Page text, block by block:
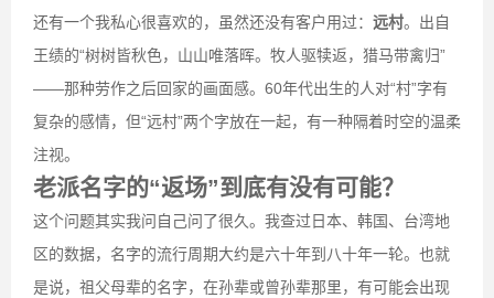
还有一个我私心很喜欢的，虽然还没有客户用过： 远村。出自
王绩的“树树皆秋色，山山唯落晖。牧人驱犊返，猎马带禽归”
——那种劳作之后回家的画面感。60年代出生的人对“村”字有
复杂的感情，但“远村”两个字放在一起，有一种隔着时空的温柔
注视。
老派名字的“返场”到底有没有可能？
这个问题其实我问自己问了很久。我查过日本、韩国、台湾地
区的数据，名字的流行周期大约是六十年到八十年一轮。也就
是说，祖父母辈的名字，在孙辈或曾孙辈那里，有可能会出现